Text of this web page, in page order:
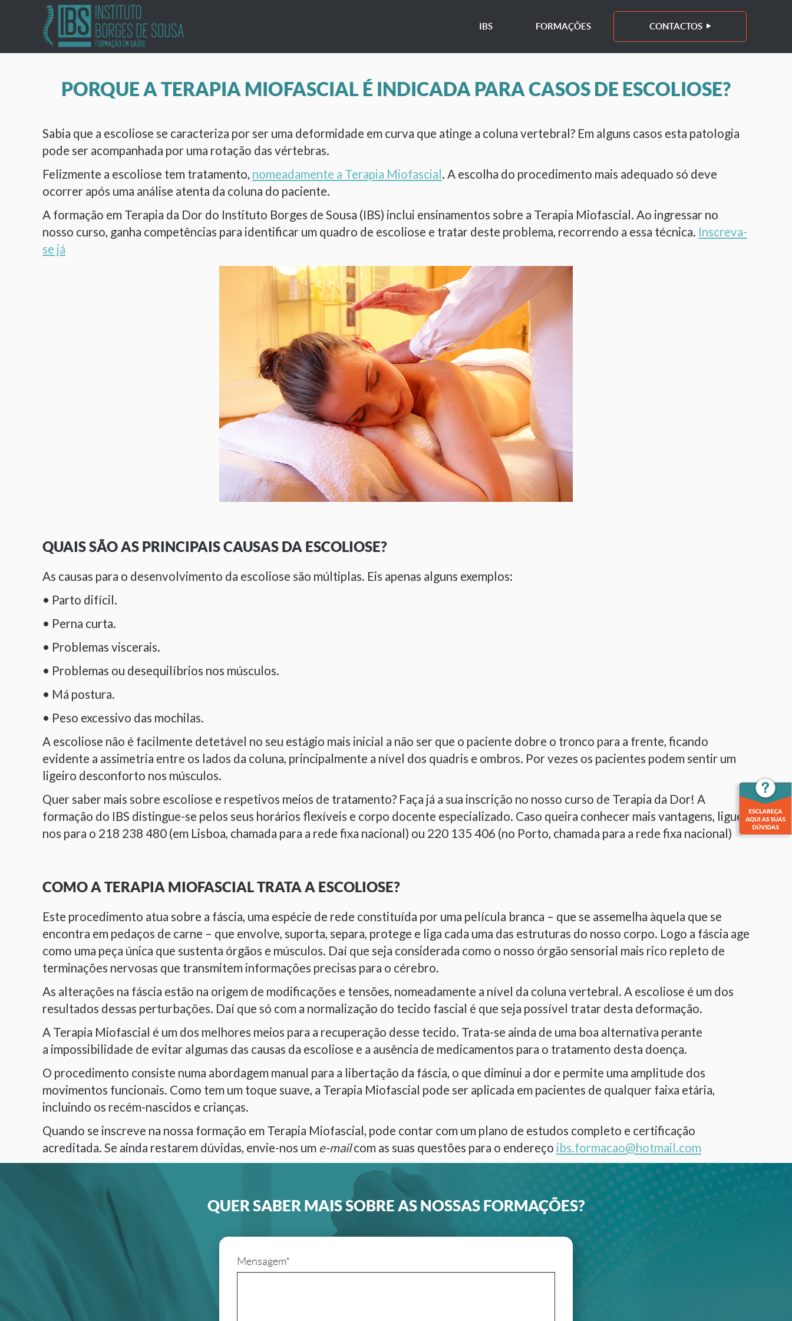
IBS FORMAÇÕES CONTACTOS
PORQUE A TERAPIA MIOFASCIAL É INDICADA PARA CASOS DE ESCOLIOSE?
Sabia que a escoliose se caracteriza por ser uma deformidade em curva que atinge a coluna vertebral? Em alguns casos esta patologia
pode ser acompanhada por uma rotação das vértebras.
Felizmente a escoliose tem tratamento, nomeadamente a Terapia Miofascial. A escolha do procedimento mais adequado só deve
ocorrer após uma análise atenta da coluna do paciente.
A formação em Terapia da Dor do Instituto Borges de Sousa (IBS) inclui ensinamentos sobre a Terapia Miofascial. Ao ingressar no
nosso curso, ganha competências para identificar um quadro de escoliose e tratar deste problema, recorrendo a essa técnica. Inscreva-
se já
QUAIS SÃO AS PRINCIPAIS CAUSAS DA ESCOLIOSE?
As causas para o desenvolvimento da escoliose são múltiplas. Eis apenas alguns exemplos:
• Parto difícil.
• Perna curta.
• Problemas viscerais.
• Problemas ou desequilíbrios nos músculos.
• Má postura.
• Peso excessivo das mochilas.
A escoliose não é facilmente detetável no seu estágio mais inicial a não ser que o paciente dobre o tronco para a frente, ficando
evidente a assimetria entre os lados da coluna, principalmente a nível dos quadris e ombros. Por vezes os pacientes podem sentir um
ligeiro desconforto nos músculos.
Quer saber mais sobre escoliose e respetivos meios de tratamento? Faça já a sua inscrição no nosso curso de Terapia da Dor! A
formação do IBS distingue-se pelos seus horários flexíveis e corpo docente especializado. Caso queira conhecer mais vantagens, ligue-
nos para o 218 238 480 (em Lisboa, chamada para a rede fixa nacional) ou 220 135 406 (no Porto, chamada para a rede fixa nacional)
COMO A TERAPIA MIOFASCIAL TRATA A ESCOLIOSE?
Este procedimento atua sobre a fáscia, uma espécie de rede constituída por uma película branca – que se assemelha àquela que se
encontra em pedaços de carne – que envolve, suporta, separa, protege e liga cada uma das estruturas do nosso corpo. Logo a fáscia age
como uma peça única que sustenta órgãos e músculos. Daí que seja considerada como o nosso órgão sensorial mais rico repleto de
terminações nervosas que transmitem informações precisas para o cérebro.
As alterações na fáscia estão na origem de modificações e tensões, nomeadamente a nível da coluna vertebral. A escoliose é um dos
resultados dessas perturbações. Daí que só com a normalização do tecido fascial é que seja possível tratar desta deformação.
A Terapia Miofascial é um dos melhores meios para a recuperação desse tecido. Trata-se ainda de uma boa alternativa perante
a impossibilidade de evitar algumas das causas da escoliose e a ausência de medicamentos para o tratamento desta doença.
O procedimento consiste numa abordagem manual para a libertação da fáscia, o que diminui a dor e permite uma amplitude dos
movimentos funcionais. Como tem um toque suave, a Terapia Miofascial pode ser aplicada em pacientes de qualquer faixa etária,
incluindo os recém-nascidos e crianças.
Quando se inscreve na nossa formação em Terapia Miofascial, pode contar com um plano de estudos completo e certificação
acreditada. Se ainda restarem dúvidas, envie-nos um e-mailcom as suas questões para o endereço ibs.formacao@hotmail.com
QUER SABER MAIS SOBRE AS NOSSAS FORMAÇÕES?
Mensagem*